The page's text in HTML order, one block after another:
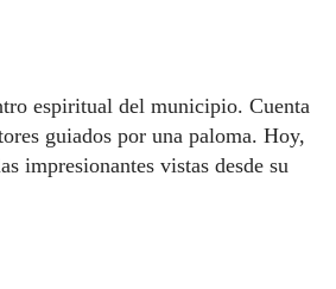
espiritual del municipio. Cuenta
guiados por una paloma. Hoy,
impresionantes vistas desde su